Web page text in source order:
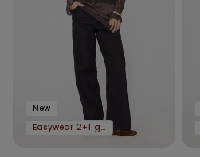
New
Easywear 2+1 gratis